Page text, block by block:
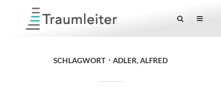
SCHLAGWORT ADLER, ALFRED